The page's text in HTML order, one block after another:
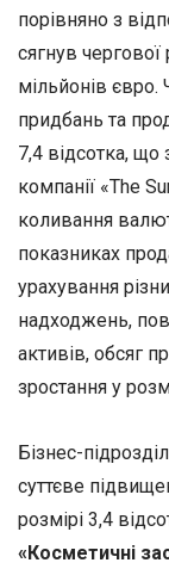
порівняно з
сягнув чергової
мільйонів євро.
придбань та
7,4 відсотка,
компанії «The
коливання
показниках
урахування
надходжень,
активів, обсяг
зростання у
Бізнес-підрозділ
суттєве
розмірі 3,4
«Косметичні